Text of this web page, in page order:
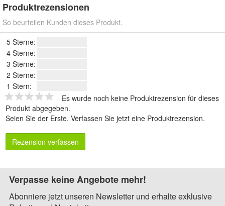
Produktrezensionen
So beurteilen Kunden dieses Produkt.
5 Sterne:
4 Sterne:
3 Sterne:
2 Sterne:
1 Stern:
Es wurde noch keine Produktrezension für dieses
Produkt abgegeben.
Seien Sie der Erste. Verfassen Sie jetzt eine Produktrezension.
Rezension verfassen
Verpasse keine Angebote mehr!
Abonniere jetzt unseren Newsletter und erhalte exklusive